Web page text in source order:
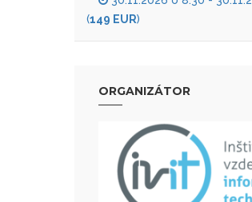
(149 EUR)
ORGANIZÁTOR